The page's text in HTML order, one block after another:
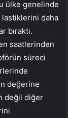
ülke genelinde
lastiklerini daha
bıraktı.
saatlerinden
süreci
değerine
değil diğer